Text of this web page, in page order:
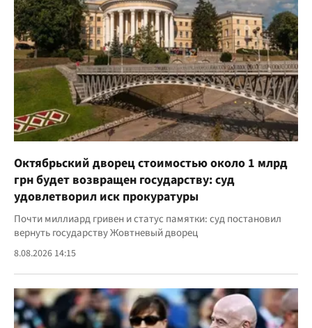
Октябрьский дворец стоимостью около 1 млрд
грн будет возвращен государству: суд
удовлетворил иск прокуратуры
Почти миллиард гривен и статус памятки: суд постановил
вернуть государству Жовтневый дворец
8.08.2026 14:15